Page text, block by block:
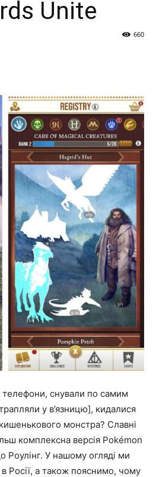
Unite
660
телефони, снували по самим
у в’язницю], кидалися
монстра? Славні
комплексна версія Pokémon
Роулінг. У нашому огляді ми
Росії, а також пояснимо, чому